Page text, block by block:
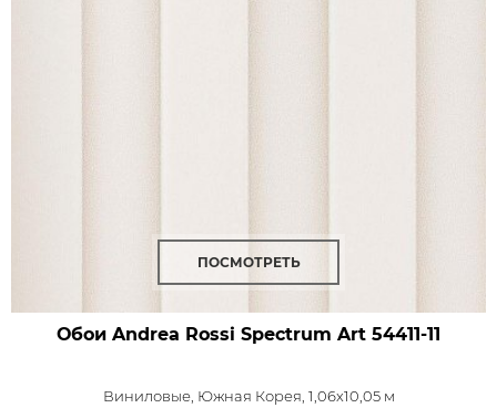
ПОСМОТРЕТЬ
Обои Andrea Rossi Spectrum Art 54411-11
Виниловые, Южная Корея, 1,06x10,05 м